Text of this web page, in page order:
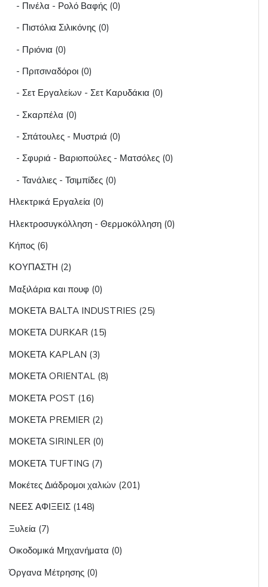
- Πινέλα - Ρολό Βαφής (0)
- Πιστόλια Σιλικόνης (0)
- Πριόνια (0)
- Πριτσιναδόροι (0)
- Σετ Εργαλείων - Σετ Καρυδάκια (0)
- Σκαρπέλα (0)
- Σπάτουλες - Μυστριά (0)
- Σφυριά - Βαριοπούλες - Ματσόλες (0)
- Τανάλιες - Τσιμπίδες (0)
Ηλεκτρικά Εργαλεία (0)
Ηλεκτροσυγκόλληση - Θερμοκόλληση (0)
Κήπος (6)
ΚΟΥΠΑΣΤΗ (2)
Μαξιλάρια και πουφ (0)
ΜΟΚΕΤΑ BALTA INDUSTRIES (25)
ΜΟΚΕΤΑ DURKAR (15)
ΜΟΚΕΤΑ KAPLAN (3)
ΜΟΚΕΤΑ ORIENTAL (8)
ΜΟΚΕΤΑ POST (16)
ΜΟΚΕΤΑ PREMIER (2)
ΜΟΚΕΤΑ SIRINLER (0)
ΜΟΚΕΤΑ TUFTING (7)
Μοκέτες Διάδρομοι χαλιών (201)
ΝΕΕΣ ΑΦΙΞΕΙΣ (148)
Ξυλεία (7)
Οικοδομικά Μηχανήματα (0)
Όργανα Μέτρησης (0)